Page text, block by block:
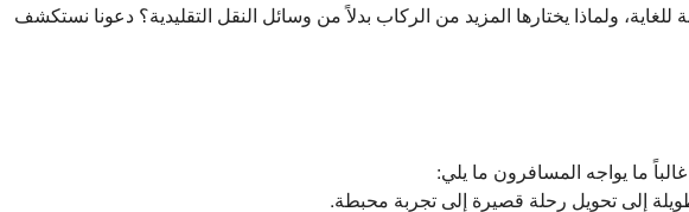
ولماذا يختارها المزيد من الركاب بدلاً من وسائل النقل التقليدية؟ دعونا نستكشف
غالباً ما يواجه المسافرون ما يلي:
إلى تحويل رحلة قصيرة إلى تجربة محبطة.